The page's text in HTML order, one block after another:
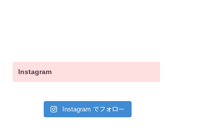
Instagram
Instagram でフォロー